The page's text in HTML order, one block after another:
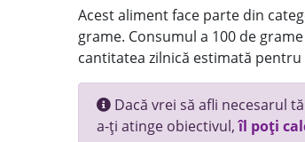
Acest aliment face parte din
grame. Consumul a 100 de
cantitatea zilnică estimată pentru
Dacă vrei să afli necesarul
a-ți atinge obiectivul,îl poți